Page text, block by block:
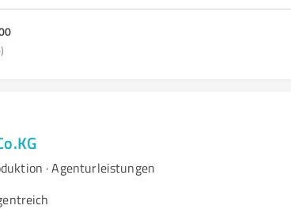
· Agenturleistungen